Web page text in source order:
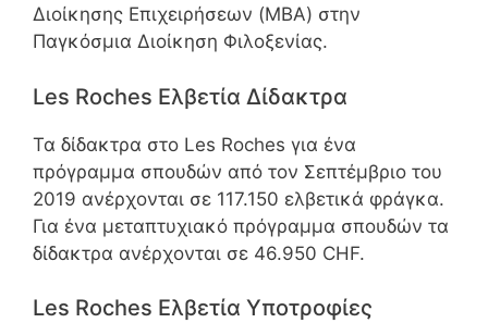
Διοίκησης Επιχειρήσεων (MBA) στην
Παγκόσμια Διοίκηση Φιλοξενίας.
Les Roches Ελβετία Δίδακτρα
Τα δίδακτρα στο Les Roches για ένα
πρόγραμμα σπουδών από τον Σεπτέμβριο του
2019 ανέρχονται σε 117.150 ελβετικά φράγκα.
Για ένα μεταπτυχιακό πρόγραμμα σπουδών τα
δίδακτρα ανέρχονται σε 46.950 CHF.
Les Roches Ελβετία Υποτροφίες